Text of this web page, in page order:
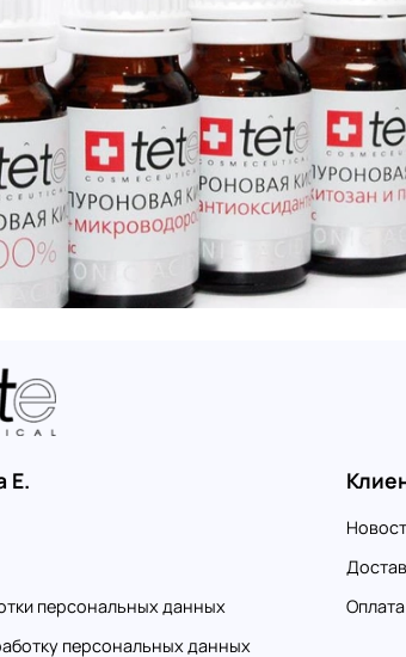
Е.
персональных данных
персональных данных
Оплата